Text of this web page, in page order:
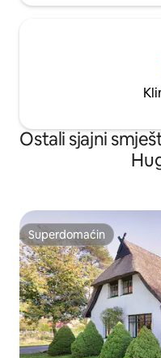
Ostali sjajni
Superdomaćin
Superdomaćin